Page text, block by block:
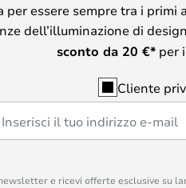
per essere sempre tra i primi
dell’illuminazione di
sconto da 20 €*per
Cliente
e ricevi offerte esclusive su